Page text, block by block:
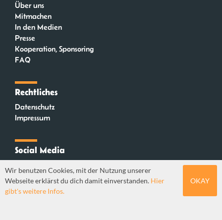
Über uns
Mitmachen
In den Medien
Presse
Kooperation, Sponsoring
FAQ
Rechtliches
Datenschutz
Impressum
Social Media
Mastodon
Wir benutzen Cookies, mit der Nutzung unserer
Webseite erklärst du dich damit einverstanden. Hier
gibt's weitere Infos.
OKAY